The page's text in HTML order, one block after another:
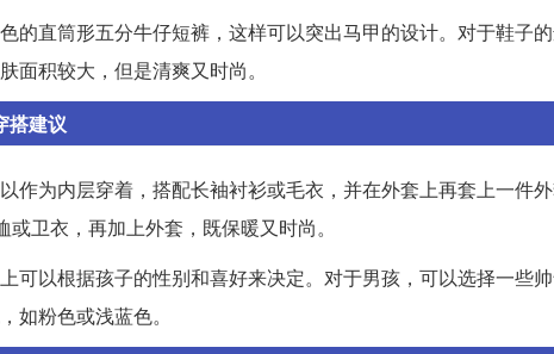
的直筒形五分牛仔短裤，这样可以突出马甲的设计。对于鞋子
面积较大，但是清爽又时尚。
搭建议
作为内层穿着，搭配长袖衬衫或毛衣，并在外套上再套上一件
卫衣，再加上外套，既保暖又时尚。
可以根据孩子的性别和喜好来决定。对于男孩，可以选择一些
如粉色或浅蓝色。